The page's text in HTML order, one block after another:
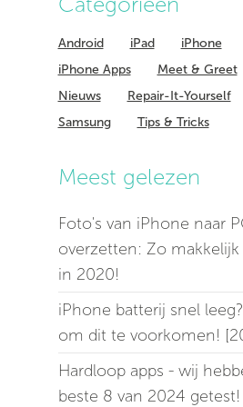
Android iPad
iPhone
iPhone Apps
Meet & Greet
Nieuws
Repair-It-Yourself
Samsung
Tips & Tricks
Meest gelezen
Foto's van iPhone naar
overzetten: Zo
in 2020!
iPhone batterij snel
om dit te voorkomen!
Hardloop apps - wij
beste 8 van 2024 getest!